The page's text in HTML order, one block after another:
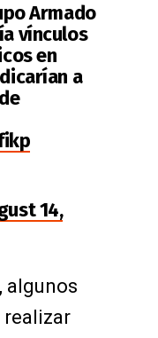
Armado
vínculos
en
a
14,
algunos